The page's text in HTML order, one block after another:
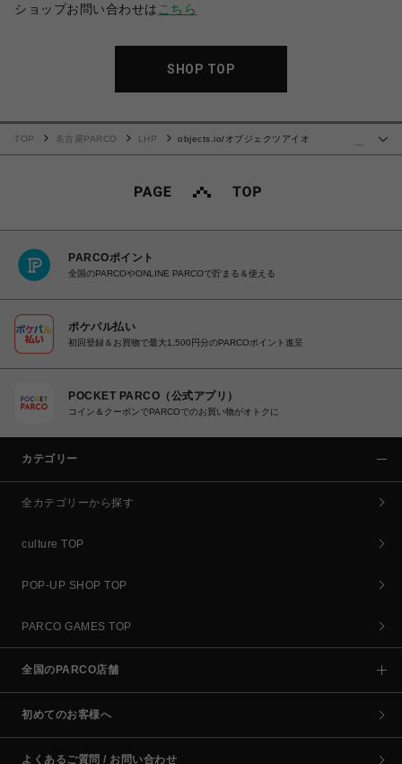
ショップお問い合わせは こちら
SHOP TOP
…
TOP 名古屋PARCO LHP
objects.io/オブジェクツアイオ
PARCOポイント
全国のPARCOやONLINE PARCOで貯まる＆使える
ポケパル払い
初回登録＆お買物で最大1,500円分のPARCOポイント進呈
POCKET PARCO（公式アプリ）
コイン＆クーポンでPARCOでのお買い物がオトクに
カテゴリー
全カテゴリーから探す
culture TOP
POP-UP SHOP TOP
PARCO GAMES TOP
全国のPARCO店舗
初めてのお客様へ
よくあるご質問 / お問い合わせ